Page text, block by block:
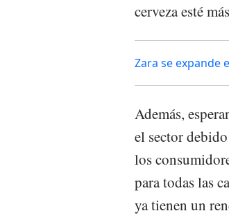
cerveza esté
Zara se expande
Además,
el sector
los
para todas las
ya tienen un